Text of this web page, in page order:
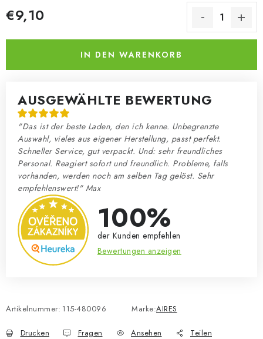
€9,10
IN DEN WARENKORB
AUSGEWÄHLTE BEWERTUNG
"Das ist der beste Laden, den ich kenne. Unbegrenzte
Auswahl, vieles aus eigener Herstellung, passt perfekt.
Schneller Service, gut verpackt. Und: sehr freundliches
Personal. Reagiert sofort und freundlich. Probleme, falls
vorhanden, werden noch am selben Tag gelöst. Sehr
empfehlenswert!" Max
100%
der Kunden empfehlen
Bewertungen anzeigen
Artikelnummer: 115-480096 Marke:AIRES
Drucken Fragen Ansehen Teilen